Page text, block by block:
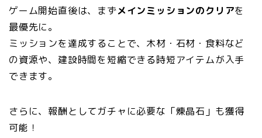
ゲーム開始直後は、まずメインミッションのクリアを
最優先に。
ミッションを達成することで、木材・石材・食料など
の資源や、建設時間を短縮できる時短アイテムが入手
できます。
さらに、報酬としてガチャに必要な「煉晶石」も獲得
可能！